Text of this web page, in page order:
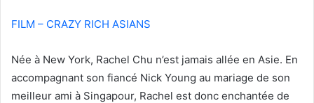
FILM – CRAZY RICH ASIANS
Née à New York, Rachel Chu n’est jamais allée en Asie. En
accompagnant son fiancé Nick Young au mariage de son
meilleur ami à Singapour, Rachel est donc enchantée de